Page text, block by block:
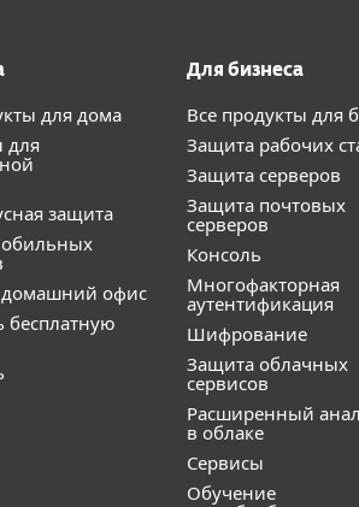
для дома
для
защита
офис
бесплатную
Для бизнеса
Все продукты для
Защита рабочих
Защита серверов
Защита почтовых
серверов
Консоль
Многофакторная
аутентификация
Шифрование
Защита облачных
сервисов
Расширенный
в облаке
Сервисы
Обучение